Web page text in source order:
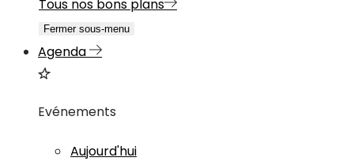
Tous nos bons plans
Fermer sous-menu
Agenda
Evénements
Aujourd'hui